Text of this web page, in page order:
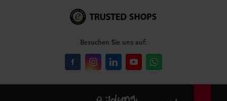
Besuchen Sie uns auf: